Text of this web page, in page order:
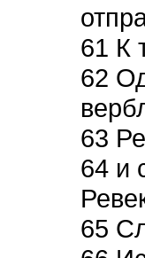
61 К
62
63
64 и
65